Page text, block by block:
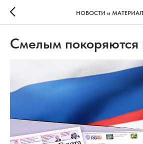
НОВОСТИ и
Смелым